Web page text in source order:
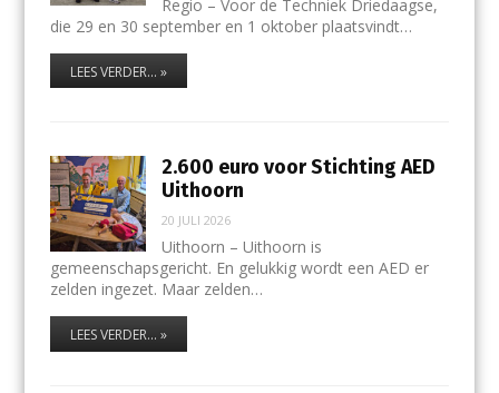
Regio – Voor de Techniek Driedaagse,
die 29 en 30 september en 1 oktober plaatsvindt…
LEES VERDER... »
2.600 euro voor Stichting AED
Uithoorn
20 JULI 2026
Uithoorn – Uithoorn is
gemeenschapsgericht. En gelukkig wordt een AED er
zelden ingezet. Maar zelden…
LEES VERDER... »